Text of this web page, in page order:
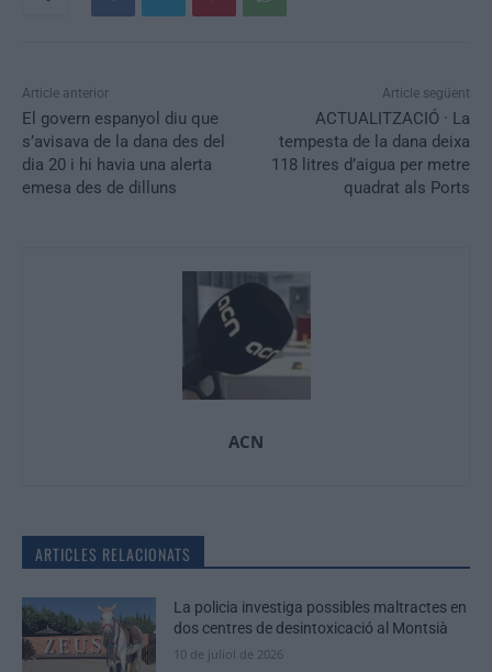
Article anterior
El govern espanyol diu que
s’avisava de la dana des del
dia 20 i hi havia una alerta
emesa des de dilluns
Article següent
ACTUALITZACIÓ · La
tempesta de la dana deixa
118 litres d’aigua per metre
quadrat als Ports
ACN
ARTICLES RELACIONATS
La policia investiga possibles maltractes en
dos centres de desintoxicació al Montsià
10 de juliol de 2026